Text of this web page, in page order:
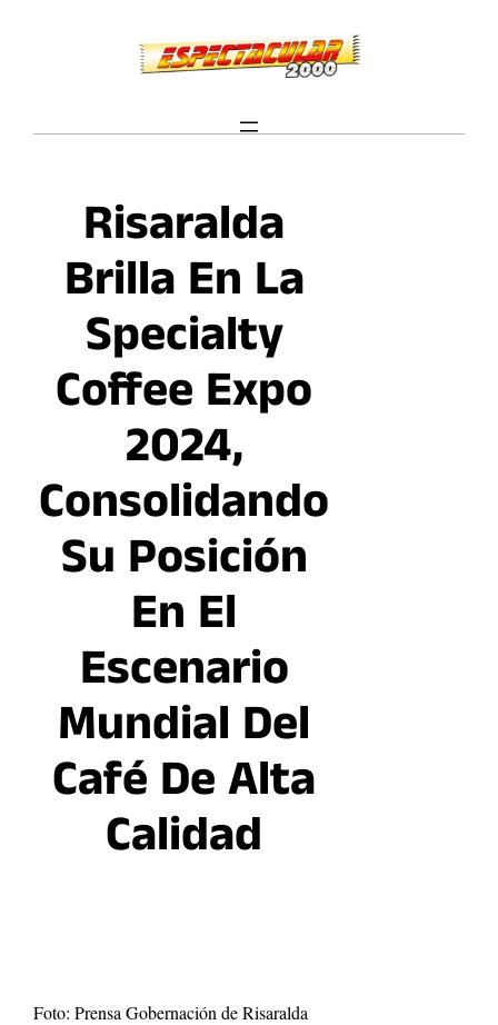
Risaralda
Brilla En La
Specialty
Coffee Expo
2024,
Consolidando
Su Posición
En El
Escenario
Mundial Del
Café De Alta
Calidad
Foto: Prensa Gobernación de Risaralda